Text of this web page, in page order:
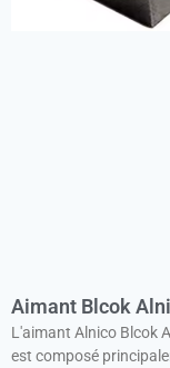
Aimant Blcok
L'aimant Alnico Blcok
est composé